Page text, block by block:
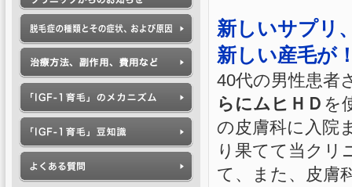
新しいサプリ
新しい産毛が
40代の男性患者
らにムヒＨＤ を
の皮膚科に入院
り果てて当クリ
て、また、皮膚